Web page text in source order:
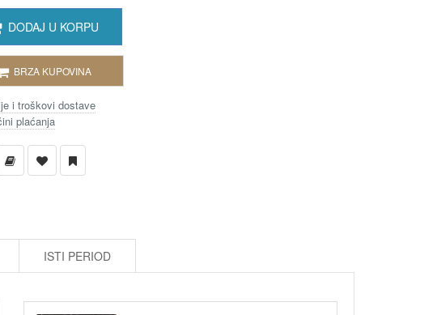
DODAJ U KORPU
BRZA KUPOVINA
i troškovi dostave
plaćanja
ISTI PERIOD